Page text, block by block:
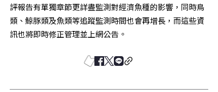
評報告有單獨章節更詳盡監測對經濟魚種的影響，同時鳥
類、鯨豚類及魚類等追蹤監測時間也會再增長，而這些資
訊也將即時修正管理並上網公告。